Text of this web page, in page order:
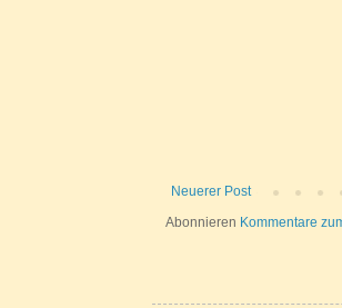
Neuerer Post
Abonnieren Kommentare